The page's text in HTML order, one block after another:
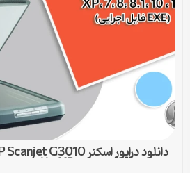
سریع برای ویندوزهای XP تا 11